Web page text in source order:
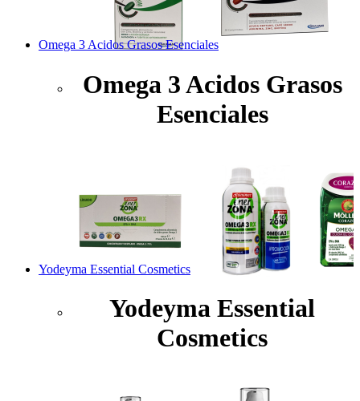
Omega 3 Acidos Grasos Esenciales
Omega 3 Acidos Grasos
Esenciales
Yodeyma Essential Cosmetics
Yodeyma Essential
Cosmetics